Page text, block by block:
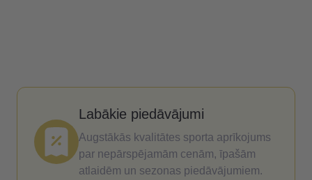
Labākie piedāvājumi
Augstākās kvalitātes sporta aprīkojums
par nepārspējamām cenām, īpašām
atlaidēm un sezonas piedāvājumiem.